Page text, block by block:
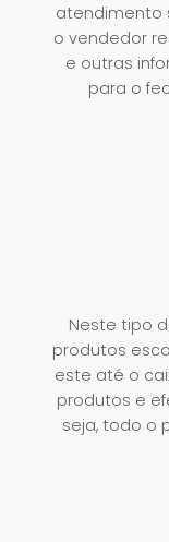
atendimento
o vendedor
e outras
para o
Neste tipo
produtos
este até o
produtos e
seja, todo o